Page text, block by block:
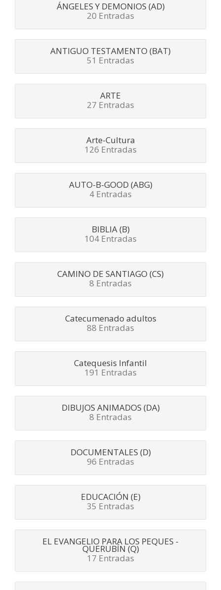
ÁNGELES Y DEMONIOS (AD)
20 Entradas
ANTIGUO TESTAMENTO (BAT)
51 Entradas
ARTE
27 Entradas
Arte-Cultura
126 Entradas
AUTO-B-GOOD (ABG)
4 Entradas
BIBLIA (B)
104 Entradas
CAMINO DE SANTIAGO (CS)
8 Entradas
Catecumenado adultos
88 Entradas
Catequesis Infantil
191 Entradas
DIBUJOS ANIMADOS (DA)
8 Entradas
DOCUMENTALES (D)
96 Entradas
EDUCACIÓN (E)
35 Entradas
EL EVANGELIO PARA LOS PEQUES -
QUERUBÍN (Q)
17 Entradas